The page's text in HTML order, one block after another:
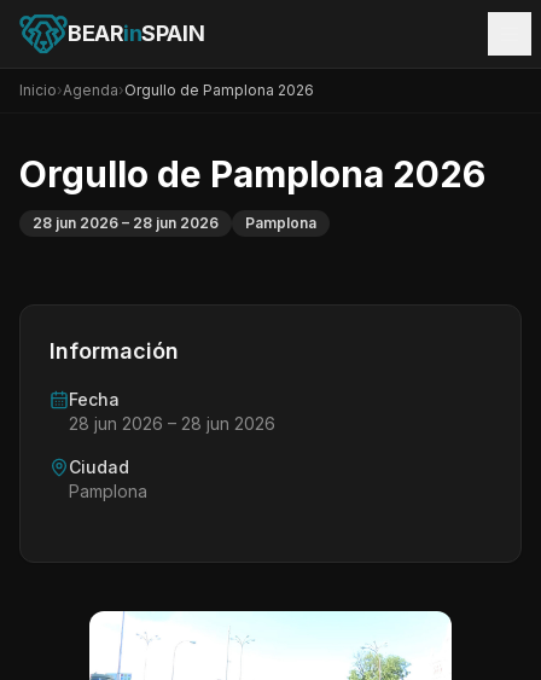
BEARinSPAIN
Inicio›Agenda›Orgullo de Pamplona 2026
Orgullo de Pamplona 2026
28 jun 2026 – 28 jun 2026 Pamplona
Información
Fecha
28 jun 2026 – 28 jun 2026
Ciudad
Pamplona